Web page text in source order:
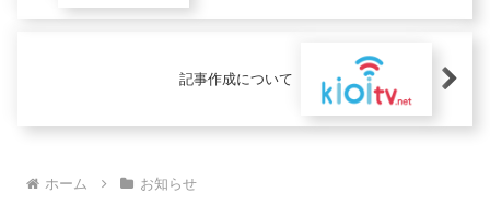
記事作成について
ホーム お知らせ